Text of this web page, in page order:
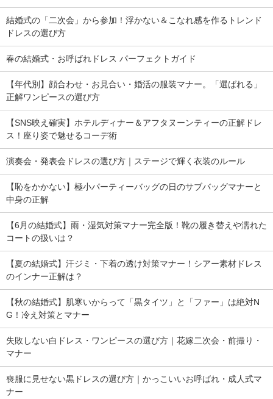
結婚式の「二次会」から参加！浮かない＆こなれ感を作るトレンド
ドレスの選び方
春の結婚式・お呼ばれドレス パーフェクトガイド
【年代別】顔合わせ・お見合い・婚活の服装マナー。「選ばれる」
正解ワンピースの選び方
【SNS映え確実】ホテルディナー＆アフタヌーンティーの正解ドレ
ス！座り姿で魅せるコーデ術
演奏会・発表会ドレスの選び方｜ステージで輝く衣装のルール
【恥をかかない】極小パーティーバッグの日のサブバッグマナーと
中身の正解
【6月の結婚式】雨・湿気対策マナー完全版！靴の履き替えや濡れた
コートの扱いは？
【夏の結婚式】汗ジミ・下着の透け対策マナー！シアー素材ドレス
のインナー正解は？
【秋の結婚式】肌寒いからって「黒タイツ」と「ファー」は絶対N
G！冷え対策とマナー
失敗しない白ドレス・ワンピースの選び方｜花嫁二次会・前撮り・
マナー
喪服に見せない黒ドレスの選び方｜かっこいいお呼ばれ・成人式マ
ナー